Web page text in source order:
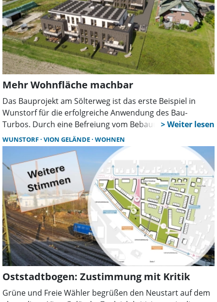
Mehr Wohnfläche machbar
Das Bauprojekt am Sölterweg ist das erste Beispiel in
Wunstorf für die erfolgreiche Anwendung des Bau-
Turbos. Durch eine Befreiung vom Bebauungsplan
entstehen 20 neue Wohnungen und rund 1.000
Quadratmeter zusätzlicher Wohnraum.
WUNSTORF VION GELÄNDE WOHNEN
Oststadtbogen: Zustimmung mit Kritik
Grüne und Freie Wähler begrüßen den Neustart auf dem